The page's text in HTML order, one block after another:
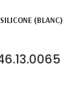
(BLANC)